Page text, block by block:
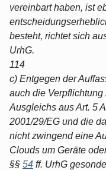
vereinbart haben, ist
besteht, richtet sich
UrhG.
114
c) Entgegen der
auch die
Ausgleichs aus Art. 5
2001/29/EG und die
nicht zwingend eine
Clouds um Geräte
§§ 54 ff. UrhG